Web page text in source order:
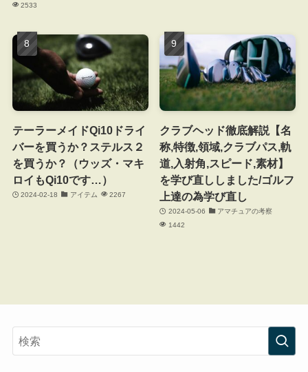
2533
テーラーメイドQi10ドライ
バーを買うか？ステルス２
を買うか？（ウッズ・マキ
ロイもQi10です…）
2024-02-18 アイテム 2267
クラブヘッド徹底解説【名
称,特徴,領域,クラブパス,軌
道,入射角,スピード,素材】
を学び直ししました/ゴルフ
上達の為学び直し
2024-05-06
アマチュアの考察
1442